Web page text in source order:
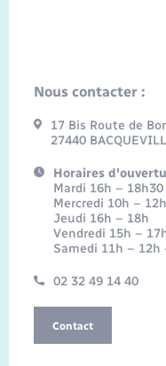
Nous contacter :
17 Bis Route de
27440
Horaires
Mardi 16h – 18h30
Mercredi 10h – 12h
Jeudi 16h – 18h
Vendredi 15h –
Samedi 11h – 12h
02 32 49 14 40
Contact